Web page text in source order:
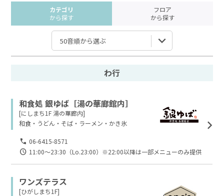
カテゴリ
から探す
フロア
から探す
50音順から選ぶ
わ行
和食処 銀ゆば［湯の華廊館内］
[にしまち1F 湯の華廊内]
和食・うどん・そば・ラーメン・かき氷
06-6415-8571
11:00～23:30（Lo.23:00）※22:00以降は一部メニューのみ提供
ワンズテラス
[ひがしまち1F]